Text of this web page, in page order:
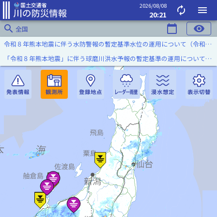
2026/08/08
20:21 autorenew
menu
search 全国 calendar_today visibility
令和８年熊本地震に伴う水防警報の暫定基準水位の運用について（令和８年８月７日）
「令和８年熊本地震」に伴う球磨川洪水予報の暫定基準の運用について（令和８年８月５日）